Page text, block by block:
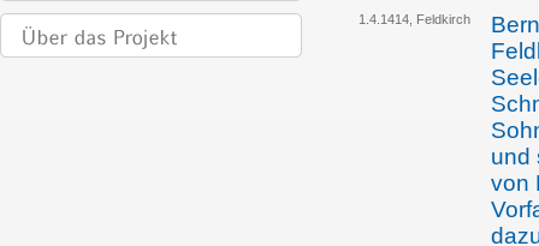
1.4.1414, Feldkirch
und
von